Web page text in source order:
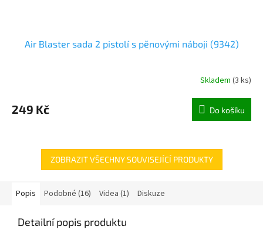
Air Blaster sada 2 pistolí s pěnovými náboji (9342)
Skladem (3 ks)
249 Kč Do košíku
ZOBRAZIT VŠECHNY SOUVISEJÍCÍ PRODUKTY
Popis Podobné (16) Videa (1) Diskuze
Detailní popis produktu